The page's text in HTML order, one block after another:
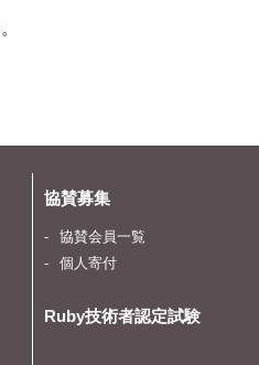
協賛募集
協賛会員一覧
個人寄付
Ruby技術者認定試験